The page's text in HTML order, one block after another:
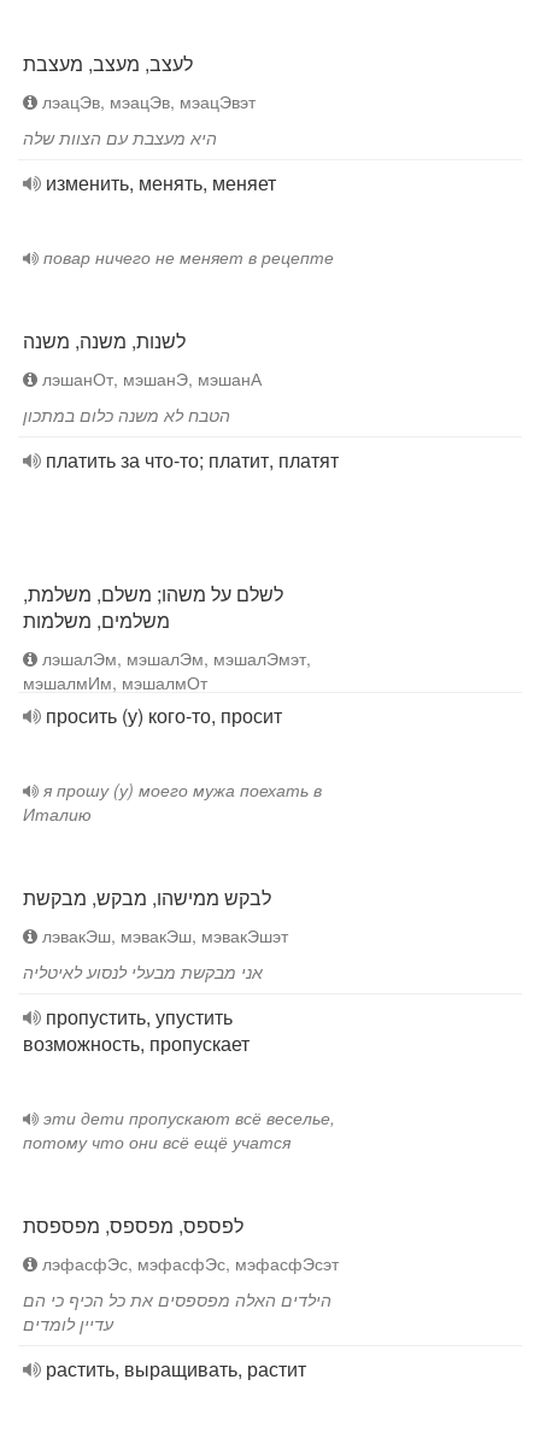
לעצב, מעצב, מעצבת
лэацЭв, мэацЭв, мэацЭвэт
היא מעצבת עם הצוות שלה
изменить, менять, меняет
повар ничего не меняет в рецепте
לשנות, משנה, משנה
лэшанОт, мэшанЭ, мэшанА
הטבח לא משנה כלום במתכון
платить за что-то; платит, платят
לשלם על משהו; משלם, משלמת,
משלמים, משלמות
лэшалЭм, мэшалЭм, мэшалЭмэт,
мэшалмИм, мэшалмОт
просить (у) кого-то, просит
я прошу (у) моего мужа поехать в
Италию
לבקש ממישהו, מבקש, מבקשת
лэвакЭш, мэвакЭш, мэвакЭшэт
אני מבקשת מבעלי לנסוע לאיטליה
пропустить, упустить
возможность, пропускает
эти дети пропускают всё веселье,
потому что они всё ещё учатся
לפספס, מפספס, מפספסת
лэфасфЭс, мэфасфЭс, мэфасфЭсэт
הילדים האלה מפספסים את כל הכיף כי הם
עדיין לומדים
растить, выращивать, растит